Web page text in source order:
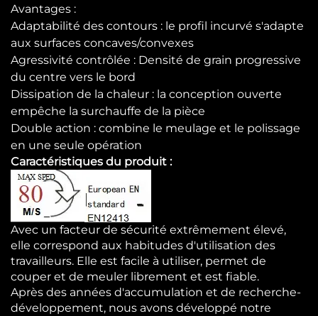
Avantages :
Adaptabilité des contours : le profil incurvé s'adapte
aux surfaces concaves/convexes
Agressivité contrôlée : Densité de grain progressive
du centre vers le bord
Dissipation de la chaleur : la conception ouverte
empêche la surchauffe de la pièce
Double action : combine le meulage et le polissage
en une seule opération
Caractéristiques du produit :
Avec un facteur de sécurité extrêmement élevé,
elle correspond aux habitudes d'utilisation des
travailleurs. Elle est facile à utiliser, permet de
couper et de meuler librement et est fiable.
Après des années d'accumulation et de recherche-
développement, nous avons développé notre